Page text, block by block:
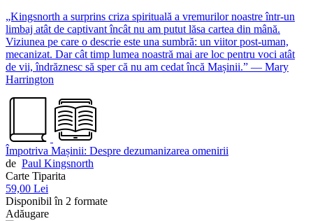
„Kingsnorth a surprins criza spirituală a vremurilor noastre într-un
limbaj atât de captivant încât nu am putut lăsa cartea din mână.
Viziunea pe care o descrie este una sumbră: un viitor post-uman,
mecanizat. Dar cât timp lumea noastră mai are loc pentru voci atât
de vii, îndrăznesc să sper că nu am cedat încă Mașinii.” — Mary
Harrington
Împotriva Mașinii: Despre dezumanizarea omenirii
de Paul Kingsnorth
Carte Tiparita
59,00 Lei
Disponibil în 2 formate
Adăugare